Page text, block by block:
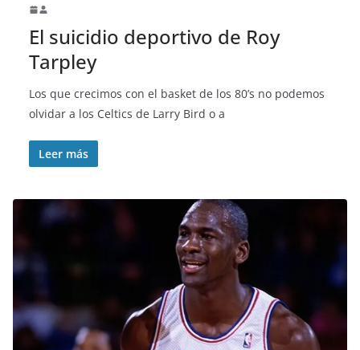
El suicidio deportivo de Roy
Tarpley
Los que crecimos con el basket de los 80’s no podemos
olvidar a los Celtics de Larry Bird o a
Leer más